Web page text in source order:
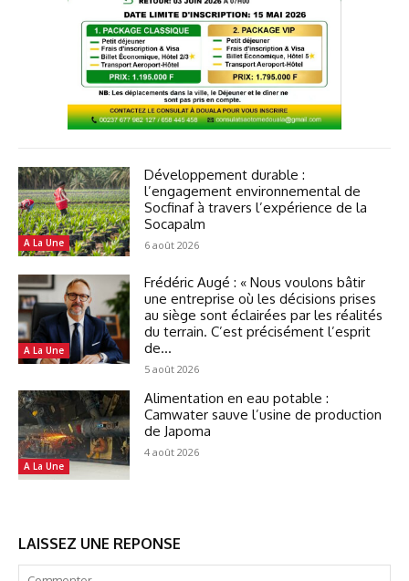
A La Une
Développement durable :
l’engagement environnemental de
Socfinaf à travers l’expérience de la
Socapalm
6 août 2026
A La Une
Frédéric Augé : « Nous voulons bâtir
une entreprise où les décisions prises
au siège sont éclairées par les réalités
du terrain. C’est précisément l’esprit
de...
5 août 2026
A La Une
Alimentation en eau potable :
Camwater sauve l’usine de production
de Japoma
4 août 2026
LAISSEZ UNE REPONSE